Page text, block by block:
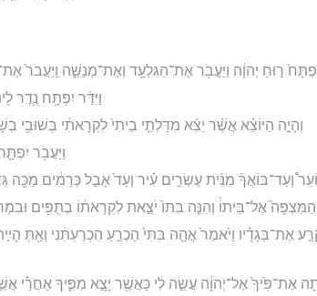
ר֣וּחַ יְהוָ֔ה וַיַּעֲבֹ֥ר אֶת־הַגִּלְעָ֖ד וְאֶת־מְנַשֶּׁ֑ה וַֽיַּעֲבֹר֙
וַיִּדַּ֨ר יִפְתָּ֥ח נֶ֛דֶר
וְהָיָ֣ה הַיּוֹצֵ֗א אֲשֶׁ֨ר יֵצֵ֜א מִדַּלְתֵ֤י בֵיתִי֙ לִקְרָאתִ֔י בְּשׁוּבִ֥י
וַיַּעֲבֹ֥ר
וְעַד־בּוֹאֲךָ֨ מִנִּ֜ית עֶשְׂרִ֣ים עִ֗יר וְעַד֙ אָבֵ֣ל כְּרָמִ֔ים מַכָּ֖ה
אֶל־בֵּיתוֹ֒ וְהִנֵּ֤ה בִתּוֹ֙ יֹצֵ֣את לִקְרָאת֔וֹ בְתֻפִּ֖ים
אֶת־בְּגָדָ֗יו וַיֹּ֙אמֶר֙ אֲהָ֤הּ בִּתִּי֙ הַכְרֵ֣עַ הִכְרַעְתִּ֔נִי וְאַ֖תְּ
אֶת־פִּ֙יךָ֙ אֶל־יְהוָ֔ה עֲשֵׂ֣ה לִ֔י כַּאֲשֶׁ֖ר יָצָ֣א מִפִּ֑יךָ אַחֲרֵ֡י